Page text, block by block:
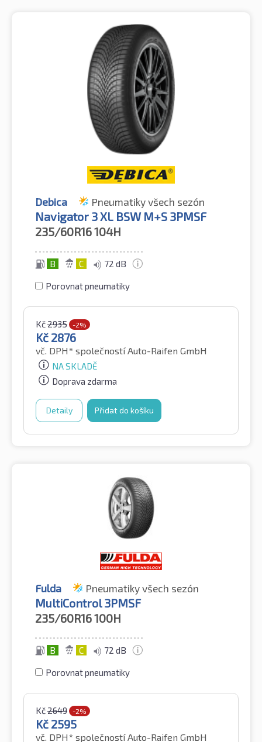
Debica Pneumatiky všech sezón
Navigator 3 XL BSW M+S 3PMSF
235/60R16104H
B C 72 dB
Porovnat pneumatiky
Kč2935 -2%
Kč 2876
vč. DPH* společností Auto-Raifen GmbH
NA SKLADĚ
Doprava zdarma
Detaily Přidat do košíku
Fulda Pneumatiky všech sezón
MultiControl 3PMSF
235/60R16100H
B C 72 dB
Porovnat pneumatiky
Kč2649 -2%
Kč 2595
vč. DPH* společností Auto-Raifen GmbH